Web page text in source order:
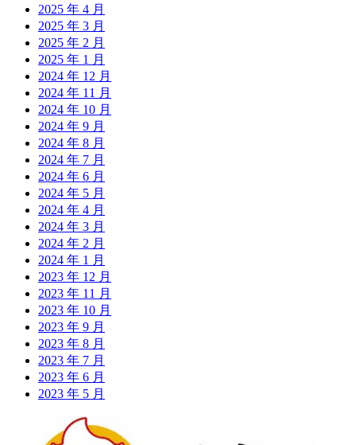
2025 年 4 月
2025 年 3 月
2025 年 2 月
2025 年 1 月
2024 年 12 月
2024 年 11 月
2024 年 10 月
2024 年 9 月
2024 年 8 月
2024 年 7 月
2024 年 6 月
2024 年 5 月
2024 年 4 月
2024 年 3 月
2024 年 2 月
2024 年 1 月
2023 年 12 月
2023 年 11 月
2023 年 10 月
2023 年 9 月
2023 年 8 月
2023 年 7 月
2023 年 6 月
2023 年 5 月